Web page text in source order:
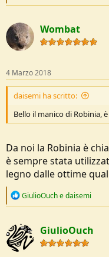
c
t
i
o
s
:
Wombat
4 Marzo 2018
daisemi ha scritto:
Bello il manico di Robinia,
Da noi la Robinia è
è sempre stata
legno dalle ottime
R
c
t
i
o
GiulioOuchedaisemi
GiulioOuch